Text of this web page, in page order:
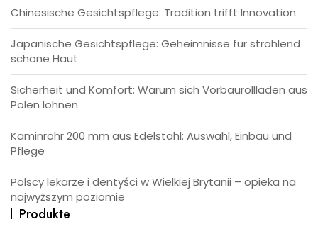
Chinesische Gesichtspflege: Tradition trifft Innovation
Japanische Gesichtspflege: Geheimnisse für strahlend
schöne Haut
Sicherheit und Komfort: Warum sich Vorbaurollladen aus
Polen lohnen
Kaminrohr 200 mm aus Edelstahl: Auswahl, Einbau und
Pflege
Polscy lekarze i dentyści w Wielkiej Brytanii – opieka na
najwyższym poziomie
Produkte